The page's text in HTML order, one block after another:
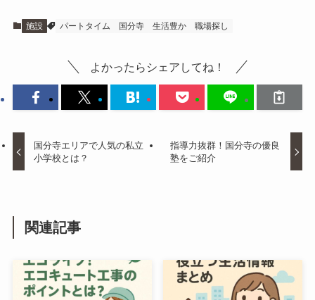
施設 パートタイム 国分寺 生活豊か 職場探し
よかったらシェアしてね！
国分寺エリアで人気の私立
小学校とは？
指導力抜群！国分寺の優良
塾をご紹介
関連記事